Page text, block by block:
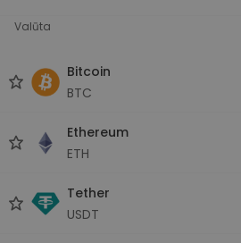
Valūta
Bitcoin
BTC
Ethereum
ETH
Tether
USDT